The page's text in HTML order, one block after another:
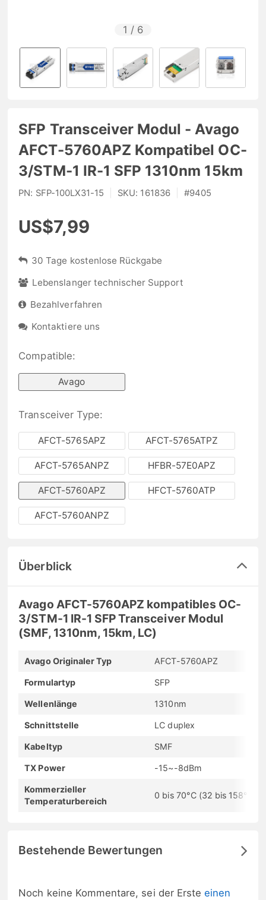
1 / 6
SFP Transceiver Modul - Avago
AFCT-5760APZ Kompatibel OC-
3/STM-1 IR-1 SFP 1310nm 15km
PN: SFP-100LX31-15 SKU: 161836 #9405
US$7,99
30 Tage kostenlose Rückgabe
Lebenslanger technischer Support
Bezahlverfahren
Kontaktiere uns
Compatible:
Avago
Transceiver Type:
AFCT-5765APZ AFCT-5765ATPZ
AFCT-5765ANPZ HFBR-57E0APZ
AFCT-5760APZ HFCT-5760ATP
AFCT-5760ANPZ
Überblick
Avago AFCT-5760APZ kompatibles OC-
3/STM-1 IR-1 SFP Transceiver Modul
(SMF, 1310nm, 15km, LC)
Avago Originaler Typ AFCT-5760APZ
Formulartyp SFP
Wellenlänge 1310nm
Schnittstelle LC duplex
Kabeltyp SMF
TX Power -15~-8dBm
Kommerzieller
Temperaturbereich
0 bis 70°C (32 bis 158°F)
Bestehende Bewertungen
Noch keine Kommentare, sei der Ersteeinen